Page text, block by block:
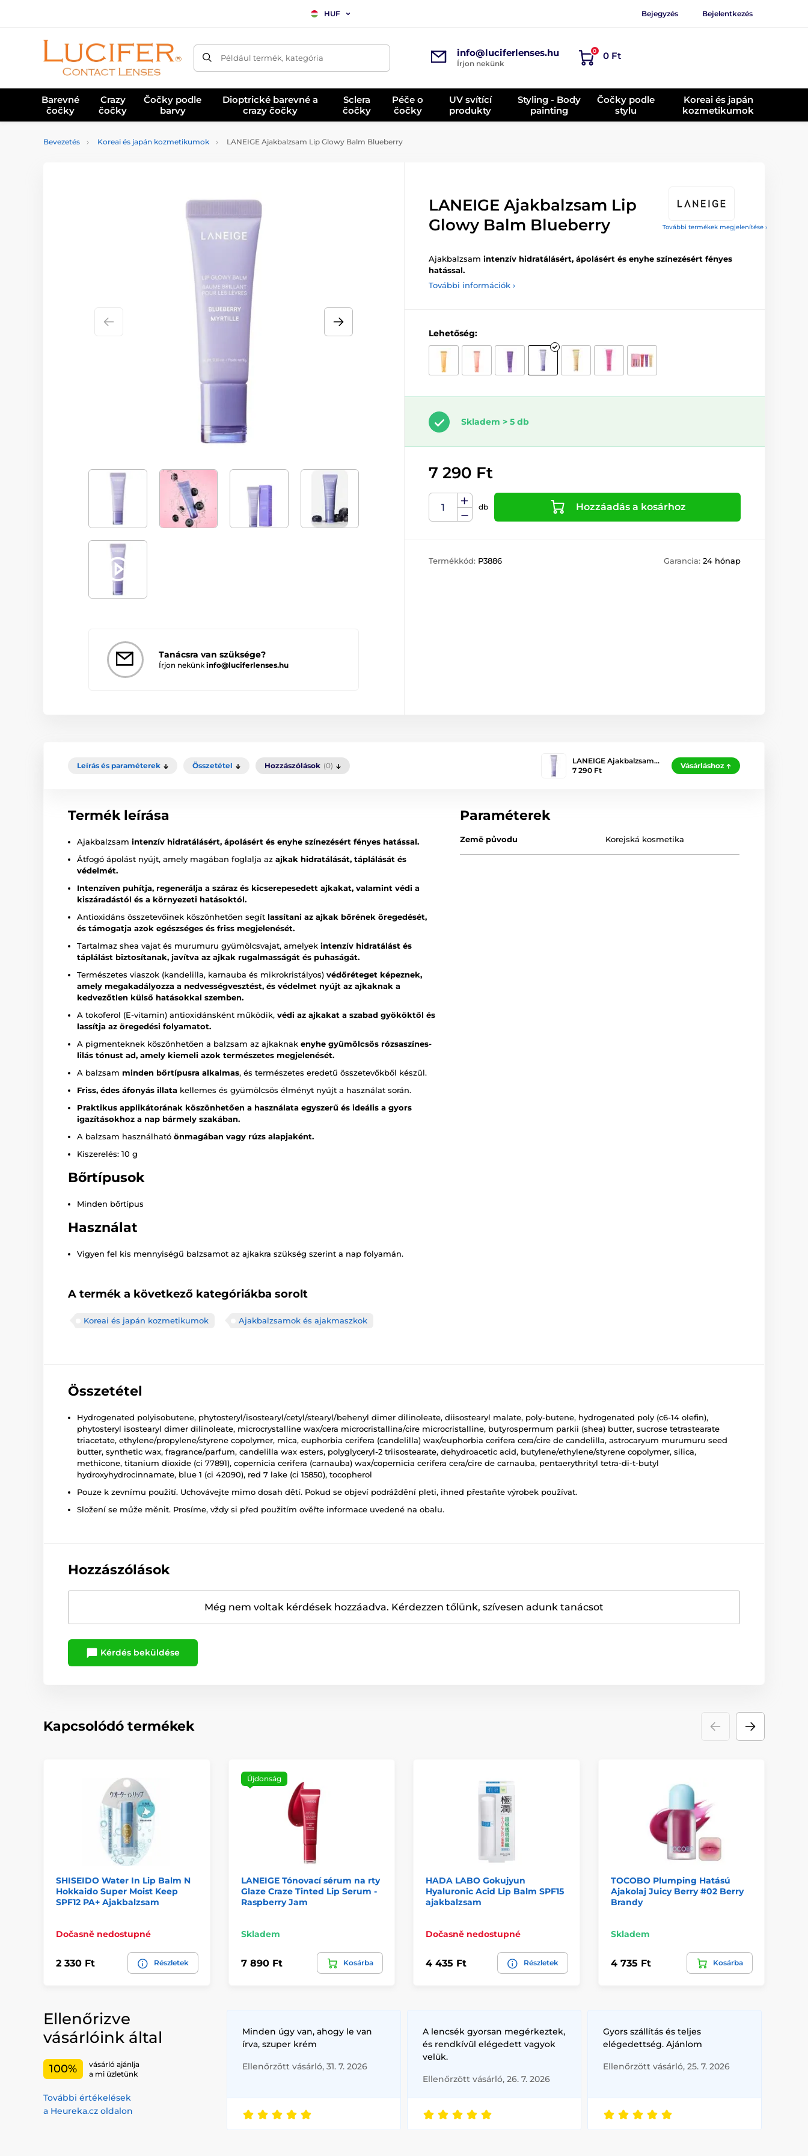
HUF Bejegyzés Bejelentkezés
Például termék, kategória info@luciferlenses.hu
Írjon nekünk
0 0 Ft
Barevné
čočky
Crazy
čočky
Čočky podle
barvy
Dioptrické barevné a
crazy čočky
Sclera
čočky
Péče o
čočky
UV svítící
produkty
Styling - Body
painting
Čočky podle
stylu
Koreai és japán
kozmetikumok
Bevezetés Koreai és japán kozmetikumok LANEIGE Ajakbalzsam Lip Glowy Balm Blueberry
További termékek megjelenítése ›
Tanácsra van szüksége?
Írjon nekünk info@luciferlenses.hu
LANEIGE Ajakbalzsam Lip
Glowy Balm Blueberry
Ajakbalzsam intenzív hidratálásért, ápolásért és enyhe színezésért fényes
hatással.
További információk ›
Lehetőség:
Skladem > 5 db
7 290 Ft
db Hozzáadás a kosárhoz
Termékkód: P3886 Garancia: 24 hónap
Leírás és paraméterek Összetétel Hozzászólások (0)
LANEIGE Ajakbalzsam…
7 290 Ft
Vásárláshoz
Termék leírása
Ajakbalzsam intenzív hidratálásért, ápolásért és enyhe színezésért fényes hatással.
Átfogó ápolást nyújt, amely magában foglalja az ajkak hidratálását, táplálását és
védelmét.
Intenzíven puhítja, regenerálja a száraz és kicserepesedett ajkakat, valamint védi a
kiszáradástól és a környezeti hatásoktól.
Antioxidáns összetevőinek köszönhetően segít lassítani az ajkak bőrének öregedését,
és támogatja azok egészséges és friss megjelenését.
Tartalmaz shea vajat és murumuru gyümölcsvajat, amelyek intenzív hidratálást és
táplálást biztosítanak, javítva az ajkak rugalmasságát és puhaságát.
Természetes viaszok (kandelilla, karnauba és mikrokristályos) védőréteget képeznek,
amely megakadályozza a nedvességvesztést, és védelmet nyújt az ajkaknak a
kedvezőtlen külső hatásokkal szemben.
A tokoferol (E-vitamin) antioxidánsként működik, védi az ajkakat a szabad gyököktől és
lassítja az öregedési folyamatot.
A pigmenteknek köszönhetően a balzsam az ajkaknak enyhe gyümölcsös rózsaszínes-
lilás tónust ad, amely kiemeli azok természetes megjelenését.
A balzsam minden bőrtípusra alkalmas, és természetes eredetű összetevőkből készül.
Friss, édes áfonyás illata kellemes és gyümölcsös élményt nyújt a használat során.
Praktikus applikátorának köszönhetően a használata egyszerű és ideális a gyors
igazításokhoz a nap bármely szakában.
A balzsam használható önmagában vagy rúzs alapjaként.
Kiszerelés: 10 g
Bőrtípusok
Minden bőrtípus
Használat
Vigyen fel kis mennyiségű balzsamot az ajkakra szükség szerint a nap folyamán.
A termék a következő kategóriákba sorolt
Koreai és japán kozmetikumok Ajakbalzsamok és ajakmaszkok
Paraméterek
Země původu Korejská kosmetika
Összetétel
Hydrogenated polyisobutene, phytosteryl/isostearyl/cetyl/stearyl/behenyl dimer dilinoleate, diisostearyl malate, poly-butene, hydrogenated poly (c6-14 olefin),
phytosteryl isostearyl dimer dilinoleate, microcrystalline wax/cera microcristallina/cire microcristalline, butyrospermum parkii (shea) butter, sucrose tetrastearate
triacetate, ethylene/propylene/styrene copolymer, mica, euphorbia cerifera (candelilla) wax/euphorbia cerifera cera/cire de candelilla, astrocaryum murumuru seed
butter, synthetic wax, fragrance/parfum, candelilla wax esters, polyglyceryl-2 triisostearate, dehydroacetic acid, butylene/ethylene/styrene copolymer, silica,
methicone, titanium dioxide (ci 77891), copernicia cerifera (carnauba) wax/copernicia cerifera cera/cire de carnauba, pentaerythrityl tetra-di-t-butyl
hydroxyhydrocinnamate, blue 1 (ci 42090), red 7 lake (ci 15850), tocopherol
Pouze k zevnímu použití. Uchovávejte mimo dosah dětí. Pokud se objeví podráždění pleti, ihned přestaňte výrobek používat.
Složení se může měnit. Prosíme, vždy si před použitím ověřte informace uvedené na obalu.
Hozzászólások
Még nem voltak kérdések hozzáadva. Kérdezzen tőlünk, szívesen adunk tanácsot
Kérdés beküldése
Kapcsolódó termékek
SHISEIDO Water In Lip Balm N
Hokkaido Super Moist Keep
SPF12 PA+ Ajakbalzsam
Dočasně nedostupné
2 330 Ft Részletek
Újdonság
LANEIGE Tónovací sérum na rty
Glaze Craze Tinted Lip Serum -
Raspberry Jam
Skladem
7 890 Ft Kosárba
HADA LABO Gokujyun
Hyaluronic Acid Lip Balm SPF15
ajakbalzsam
Dočasně nedostupné
4 435 Ft Részletek
TOCOBO Plumping Hatású
Ajakolaj Juicy Berry #02 Berry
Brandy
Skladem
4 735 Ft Kosárba
Ellenőrizve
vásárlóink által
100%
vásárló ajánlja
a mi üzletünk
További értékelések
a Heureka.cz oldalon
Minden úgy van, ahogy le van
írva, szuper krém
Ellenőrzött vásárló, 31. 7. 2026
A lencsék gyorsan megérkeztek,
és rendkívül elégedett vagyok
velük.
Ellenőrzött vásárló, 26. 7. 2026
Gyors szállítás és teljes
elégedettség. Ajánlom
Ellenőrzött vásárló, 25. 7. 2026